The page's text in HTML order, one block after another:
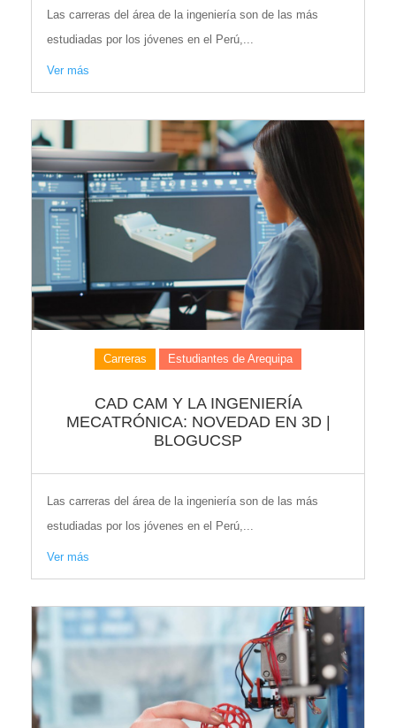
Las carreras del área de la ingeniería son de las más
estudiadas por los jóvenes en el Perú,...
Ver más
Carreras Estudiantes de Arequipa
CAD CAM Y LA INGENIERÍA
MECATRÓNICA: NOVEDAD EN 3D |
BLOGUCSP
Las carreras del área de la ingeniería son de las más
estudiadas por los jóvenes en el Perú,...
Ver más